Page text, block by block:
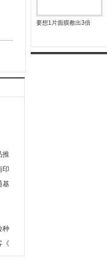
推
印
基
种
《
要想1片面膜敷出3倍